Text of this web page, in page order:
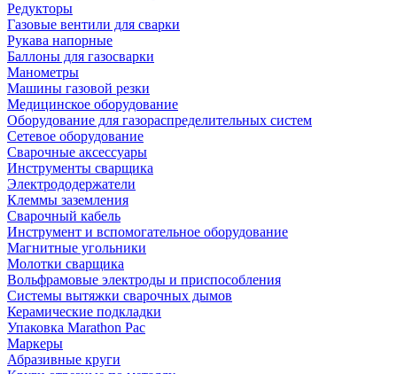
Редукторы
Газовые вентили для сварки
Рукава напорные
Баллоны для газосварки
Манометры
Машины газовой резки
Медицинское оборудование
Оборудование для газораспределительных систем
Сетевое оборудование
Сварочные аксессуары
Инструменты сварщика
Электрододержатели
Клеммы заземления
Сварочный кабель
Инструмент и вспомогательное оборудование
Магнитные угольники
Молотки сварщика
Вольфрамовые электроды и приспособления
Системы вытяжки сварочных дымов
Керамические подкладки
Упаковка Marathon Pac
Маркеры
Абразивные круги